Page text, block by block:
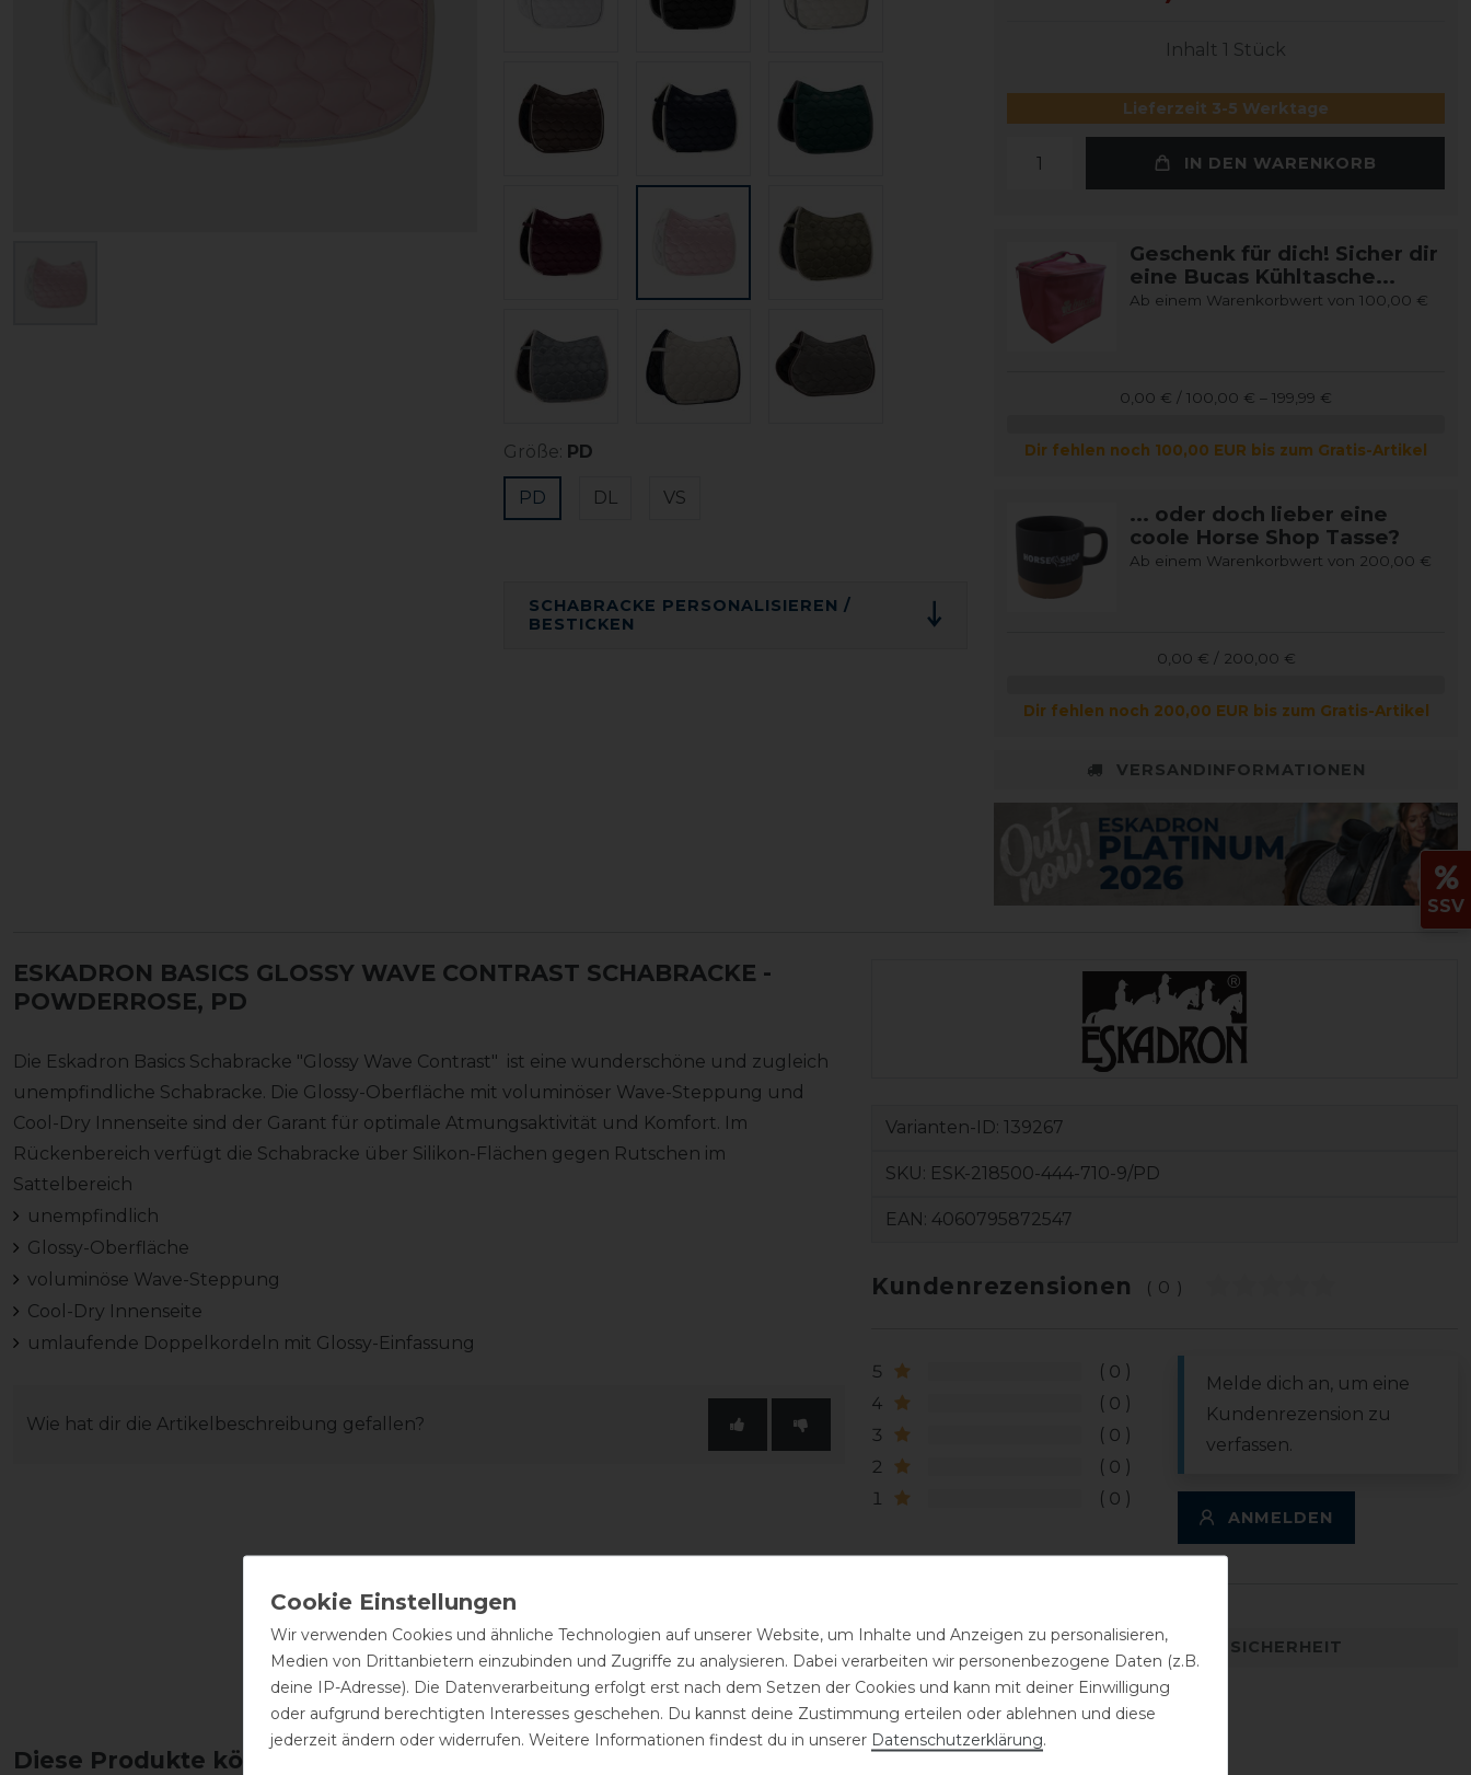
Größe: PD
PD DL VS
SCHABRACKE PERSONALISIEREN /
BESTICKEN
Inhalt 1 Stück
Lieferzeit 3-5 Werktage
IN DEN WARENKORB
Geschenk für dich! Sicher dir
eine Bucas Kühltasche...
Ab einem Warenkorbwert von 100,00 €
0,00 € / 100,00 € – 199,99 €
Dir fehlen noch 100,00 EUR bis zum Gratis-Artikel
... oder doch lieber eine
coole Horse Shop Tasse?
Ab einem Warenkorbwert von 200,00 €
0,00 € / 200,00 €
Dir fehlen noch 200,00 EUR bis zum Gratis-Artikel
VERSANDINFORMATIONEN
ESKADRON BASICS GLOSSY WAVE CONTRAST SCHABRACKE -
POWDERROSE, PD
Die Eskadron Basics Schabracke "Glossy Wave Contrast" ist eine wunderschöne und zugleich
unempfindliche Schabracke. Die Glossy-Oberfläche mit voluminöser Wave-Steppung und
Cool-Dry Innenseite sind der Garant für optimale Atmungsaktivität und Komfort. Im
Rückenbereich verfügt die Schabracke über Silikon-Flächen gegen Rutschen im
Sattelbereich
unempfindlich
Glossy-Oberfläche
voluminöse Wave-Steppung
Cool-Dry Innenseite
umlaufende Doppelkordeln mit Glossy-Einfassung
Wie hat dir die Artikelbeschreibung gefallen?
Varianten-ID: 139267
SKU: ESK-218500-444-710-9/PD
EAN: 4060795872547
Kundenrezensionen (0)
5
0
4
0
3
0
2
0
1
0
Melde dich an, um eine
Kundenrezension zu
verfassen.
ANMELDEN
DETAILS ZUR PRODUKTSICHERHEIT
Diese Produkte könnten dich auch interessieren
SSV
Wir verwenden Cookies und ähnliche Technologien auf unserer Website, um Inhalte und Anzeigen zu personalisieren,
Medien von Drittanbietern einzubinden und Zugriffe zu analysieren. Dabei verarbeiten wir personenbezogene Daten (z.B.
deine IP-Adresse). Die Datenverarbeitung erfolgt erst nach dem Setzen der Cookies und kann mit deiner Einwilligung
oder aufgrund berechtigten Interesses geschehen. Du kannst deine Zustimmung erteilen oder ablehnen und diese
jederzeit ändern oder widerrufen. Weitere Informationen findest du in unserer Daten­schutz­erklärung.